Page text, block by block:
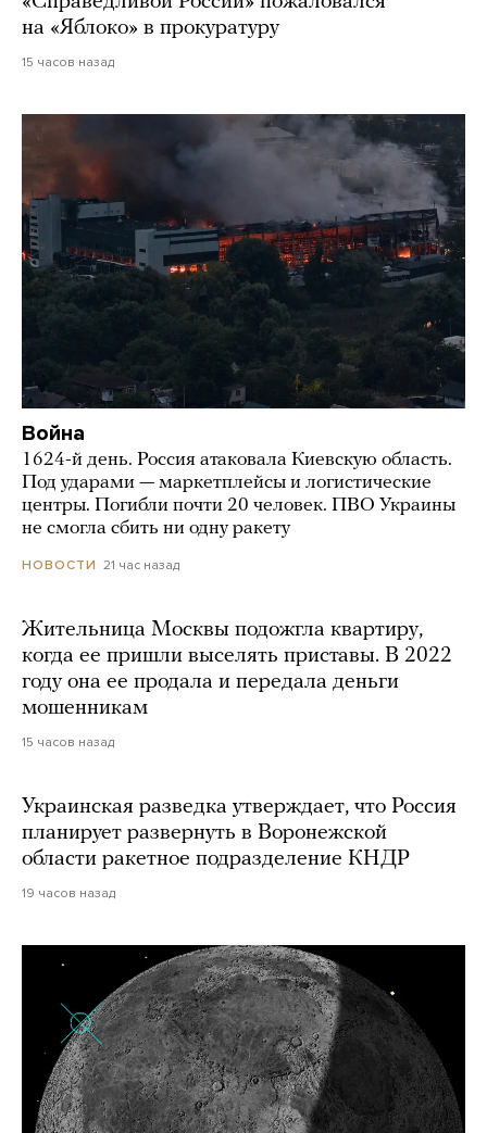
на «Яблоко» в прокуратуру
15 часов назад
Война
1624-й день. Россия атаковала Киевскую область.
Под ударами — маркетплейсы и логистические
центры. Погибли почти 20 человек. ПВО Украины
не смогла сбить ни одну ракету
НОВОСТИ 21 час назад
Жительница Москвы подожгла квартиру,
когда ее пришли выселять приставы. В 2022
году она ее продала и передала деньги
мошенникам
15 часов назад
Украинская разведка утверждает, что Россия
планирует развернуть в Воронежской
области ракетное подразделение КНДР
19 часов назад